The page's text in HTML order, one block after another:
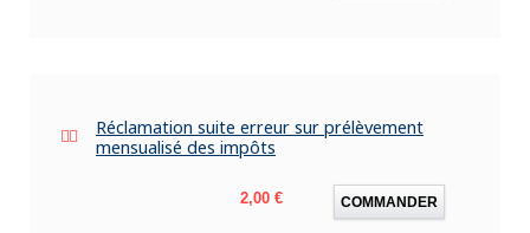
Réclamation suite erreur sur prélèvement
mensualisé des impôts
Prix
2,00 € COMMANDER